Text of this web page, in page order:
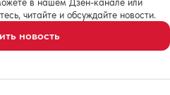
читайте и обсуждайте новости.
новость